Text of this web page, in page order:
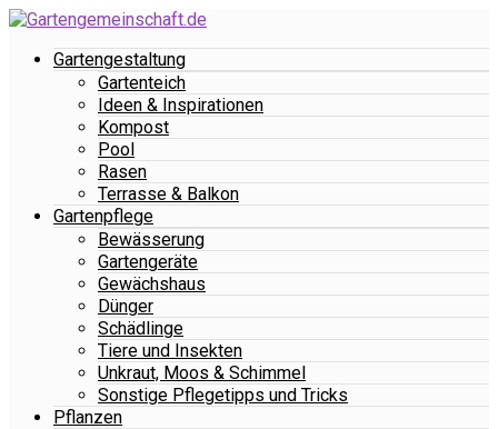
Gartengestaltung
Gartenteich
Ideen & Inspirationen
Kompost
Pool
Rasen
Terrasse & Balkon
Gartenpflege
Bewässerung
Gartengeräte
Gewächshaus
Dünger
Schädlinge
Tiere und Insekten
Unkraut, Moos & Schimmel
Sonstige Pflegetipps und Tricks
Pflanzen